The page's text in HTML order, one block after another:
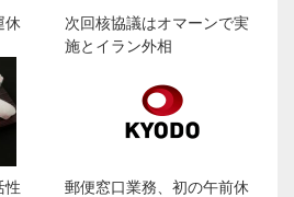
休
次回核協議はオマーンで実
施とイラン外相
性
郵便窓口業務、初の午前休